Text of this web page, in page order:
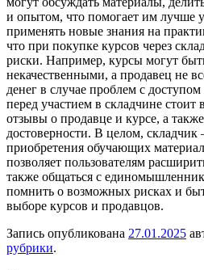
и опытом, что помогает им лучше
применять новые знания на
что при покупке курсов через
риски. Например, курсы могут
некачественными, а продавец не
денег в случае проблем с
перед участием в складчине стоит
отзывы о продавце и курсе, а
достоверности. В целом,
приобретения обучающих
позволяет пользователям
также общаться с
помнить о возможных рисках и
выборе курсов и продавцов.
Запись опубликована 27.01.2025
рубрики.